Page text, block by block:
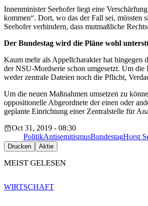
Innenminister Seehofer liegt eine
kommen“. Dort, wo das der Fall sei, müssten
Seehofer verhindern, dass mutmaßliche
Der Bundestag wird die Pläne wohl
Kaum mehr als Appellcharakter hat hingegen
der NSU-Mordserie schon umgesetzt. Um die
weder zentrale Dateien noch die Pflicht,
Um die neuen Maßnahmen umsetzen zu
oppositionelle Abgeordnete der einen oder
geplante Einrichtung einer Zentralstelle für
Oct 31, 2019 - 08:30
PolitikAntisemitismusBundestagHorst
Drucken Aktie
MEIST GELESEN
WIRTSCHAFT